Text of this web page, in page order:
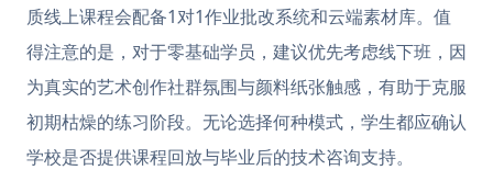
质线上课程会配备1对1作业批改系统和云端素材库。值
得注意的是，对于零基础学员，建议优先考虑线下班，因
为真实的艺术创作社群氛围与颜料纸张触感，有助于克服
初期枯燥的练习阶段。无论选择何种模式，学生都应确认
学校是否提供课程回放与毕业后的技术咨询支持。